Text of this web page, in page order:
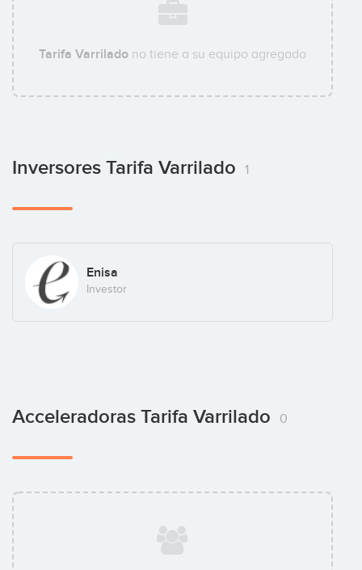
Tarifa Varrilado no tiene a su equipo agregado
Inversores Tarifa Varrilado 1
Enisa
Investor
Acceleradoras Tarifa Varrilado 0